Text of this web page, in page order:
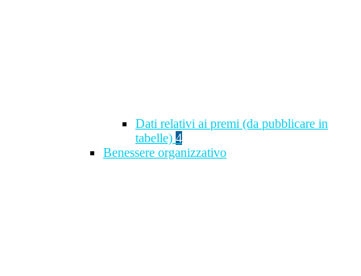
Dati relativi ai premi (da pubblicare in
tabelle) 4
Benessere organizzativo